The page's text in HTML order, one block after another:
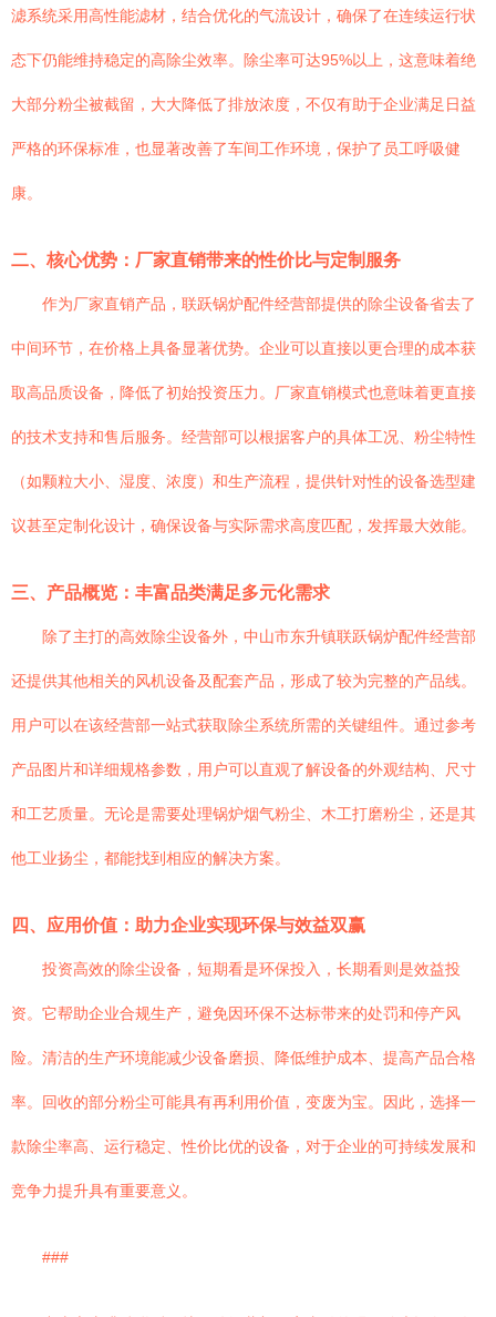
滤系统采用高性能滤材，结合优化的气流设计，确保了在连续运行状
态下仍能维持稳定的高除尘效率。除尘率可达95%以上，这意味着绝
大部分粉尘被截留，大大降低了排放浓度，不仅有助于企业满足日益
严格的环保标准，也显著改善了车间工作环境，保护了员工呼吸健
康。
二、核心优势：厂家直销带来的性价比与定制服务
作为厂家直销产品，联跃锅炉配件经营部提供的除尘设备省去了
中间环节，在价格上具备显著优势。企业可以直接以更合理的成本获
取高品质设备，降低了初始投资压力。厂家直销模式也意味着更直接
的技术支持和售后服务。经营部可以根据客户的具体工况、粉尘特性
（如颗粒大小、湿度、浓度）和生产流程，提供针对性的设备选型建
议甚至定制化设计，确保设备与实际需求高度匹配，发挥最大效能。
三、产品概览：丰富品类满足多元化需求
除了主打的高效除尘设备外，中山市东升镇联跃锅炉配件经营部
还提供其他相关的风机设备及配套产品，形成了较为完整的产品线。
用户可以在该经营部一站式获取除尘系统所需的关键组件。通过参考
产品图片和详细规格参数，用户可以直观了解设备的外观结构、尺寸
和工艺质量。无论是需要处理锅炉烟气粉尘、木工打磨粉尘，还是其
他工业扬尘，都能找到相应的解决方案。
四、应用价值：助力企业实现环保与效益双赢
投资高效的除尘设备，短期看是环保投入，长期看则是效益投
资。它帮助企业合规生产，避免因环保不达标带来的处罚和停产风
险。清洁的生产环境能减少设备磨损、降低维护成本、提高产品合格
率。回收的部分粉尘可能具有再利用价值，变废为宝。因此，选择一
款除尘率高、运行稳定、性价比优的设备，对于企业的可持续发展和
竞争力提升具有重要意义。
###